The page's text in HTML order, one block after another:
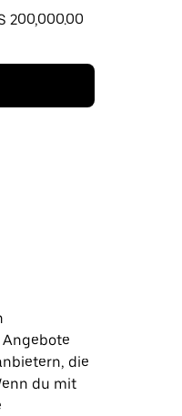
200,000.00
die
du mit